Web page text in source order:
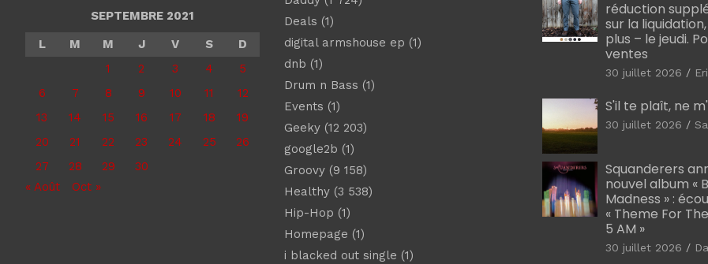
SEPTEMBRE 2021
L
M M J V S
D
1
2 3 4
5
6
7 8 9 10 11
12
13
14 15 16 17 18
19
20
21 22 23 24 25
26
27
28 29
30
« Août
Oct »
Deals (1)
digital armshouse ep (1)
dnb (1)
Drum n Bass (1)
Events (1)
Geeky(12 203)
google2b (1)
Groovy(9 158)
Healthy(3 538)
Hip-Hop (1)
Homepage (1)
i blacked out single (1)
réduction
sur la
plus – le jeudi.
ventes
30 juillet 2026
S'il te plaît, ne
30 juillet 2026
Squanderers
nouvel album «
Madness » :
« Theme For
5 AM »
30 juillet 2026